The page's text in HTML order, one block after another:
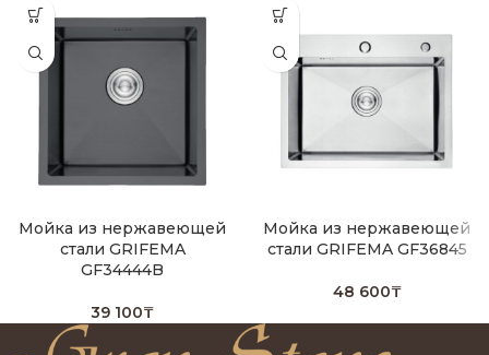
Мойка из нержавеющей
стали GRIFEMA
GF34444B
39 100₸
Мойка из нержавеющей
стали GRIFEMA GF36845
48 600₸